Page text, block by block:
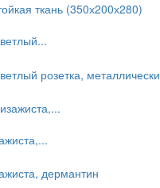
ткань (350х200х280)
розетка,
дермантин